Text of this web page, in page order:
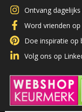
Ontvang
Word vrienden
Doe inspiratie op
Volg ons op